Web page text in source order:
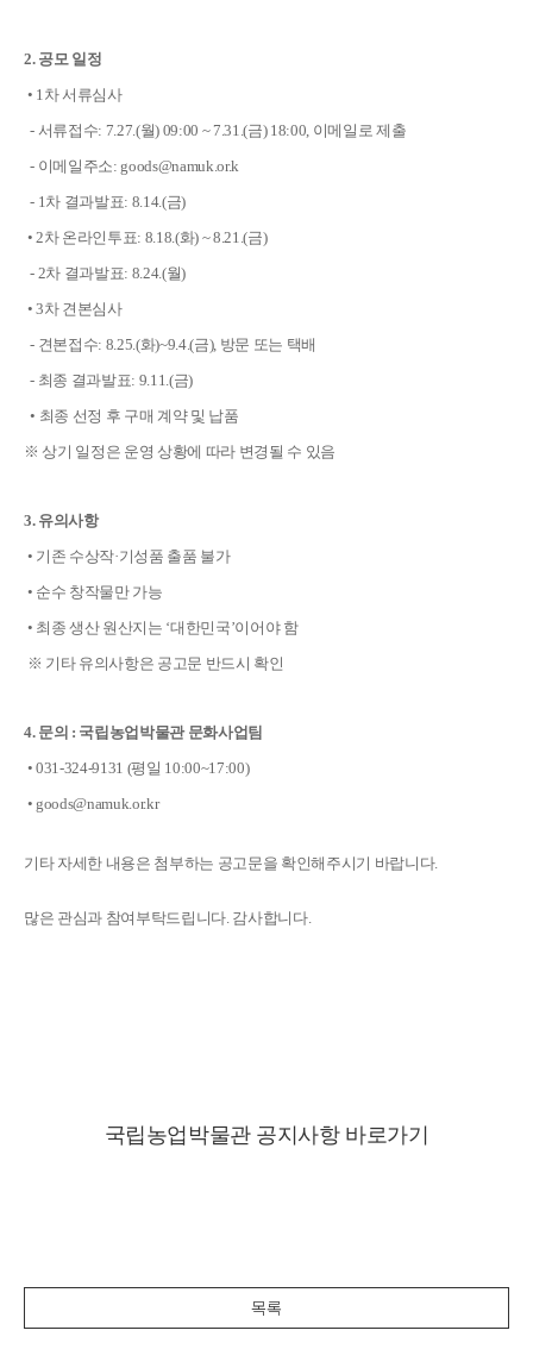
2. 공모 일정
• 1차 서류심사
- 서류접수: 7.27.(월) 09:00 ~ 7.31.(금) 18:00, 이메일로 제출
- 이메일주소: goods@namuk.or.k
- 1차 결과발표: 8.14.(금)
• 2차 온라인투표: 8.18.(화) ~ 8.21.(금)
- 2차 결과발표: 8.24.(월)
• 3차 견본심사
- 견본접수: 8.25.(화)~9.4.(금), 방문 또는 택배
- 최종 결과발표: 9.11.(금)
• 최종 선정 후 구매 계약 및 납품
※ 상기 일정은 운영 상황에 따라 변경될 수 있음
3. 유의사항
• 기존 수상작·기성품 출품 불가
• 순수 창작물만 가능
• 최종 생산 원산지는 ‘대한민국’이어야 함
※ 기타 유의사항은 공고문 반드시 확인
4. 문의 : 국립농업박물관 문화사업팀
• 031-324-9131 (평일 10:00~17:00)
• goods@namuk.or.kr
기타 자세한 내용은 첨부하는 공고문을 확인해주시기 바랍니다.
많은 관심과 참여부탁드립니다. 감사합니다.
국립농업박물관 공지사항 바로가기
목록